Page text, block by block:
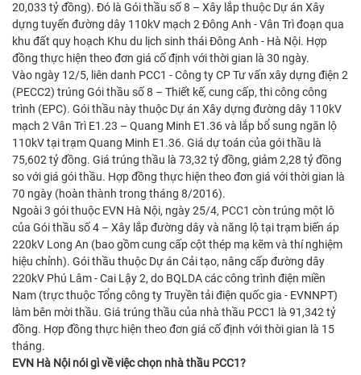
20,033 tỷ đồng). Đó là Gói thầu số 8 – Xây lắp thuộc Dự án Xây
dựng tuyến đường dây 110kV mạch 2 Đông Anh - Vân Trì đoạn qua
khu đất quy hoạch Khu du lịch sinh thái Đông Anh - Hà Nội. Hợp
đồng thực hiện theo đơn giá cố định với thời gian là 30 ngày.
Vào ngày 12/5, liên danh PCC1 - Công ty CP Tư vấn xây dựng điện 2
(PECC2) trúng Gói thầu số 8 – Thiết kế, cung cấp, thi công công
trình (EPC). Gói thầu này thuộc Dự án Xây dựng đường dây 110kV
mạch 2 Vân Trì E1.23 – Quang Minh E1.36 và lắp bổ sung ngăn lộ
110kV tại trạm Quang Minh E1.36. Giá dự toán của gói thầu là
75,602 tỷ đồng. Giá trúng thầu là 73,32 tỷ đồng, giảm 2,28 tỷ đồng
so với giá gói thầu. Hợp đồng thực hiện theo đơn giá với thời gian là
70 ngày (hoàn thành trong tháng 8/2016).
Ngoài 3 gói thuộc EVN Hà Nội, ngày 25/4, PCC1 còn trúng một lô
của Gói thầu số 4 – Xây lắp đường dây và năng lộ tại trạm biến áp
220kV Long An (bao gồm cung cấp cột thép mạ kẽm và thí nghiệm
hiệu chỉnh). Gói thầu thuộc Dự án Cải tạo, nâng cấp đường dây
220kV Phú Lâm - Cai Lậy 2, do BQLDA các công trình điện miền
Nam (trực thuộc Tổng công ty Truyền tải điện quốc gia - EVNNPT)
làm bên mời thầu. Giá trúng thầu của nhà thầu PCC1 là 91,342 tỷ
đồng. Hợp đồng thực hiện theo đơn giá cố định với thời gian là 15
tháng.
EVN Hà Nội nói gì về việc chọn nhà thầu PCC1?